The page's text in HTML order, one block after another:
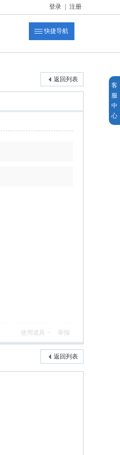
登录 注册
快捷导航
返回列表
使用道具 举报
返回列表
客
服
中
心